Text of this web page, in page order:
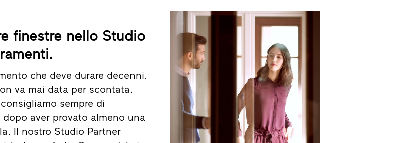
finestre nello Studio
che deve durare decenni.
va mai data per scontata.
sempre di
aver provato almeno una
Il nostro Studio Partner